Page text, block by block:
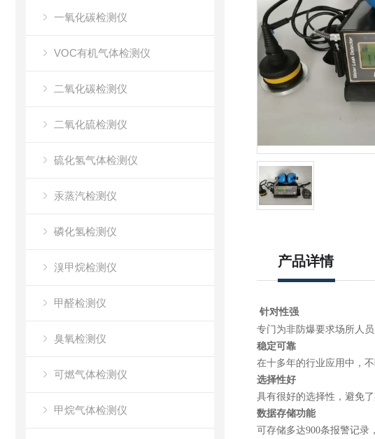
一氧化碳检测仪
VOC有机气体检测仪
二氧化碳检测仪
二氧化硫检测仪
硫化氢气体检测仪
汞蒸汽检测仪
磷化氢检测仪
溴甲烷检测仪
甲醛检测仪
臭氧检测仪
可燃气体检测仪
甲烷气体检测仪
产品详情
针对性强
专门为非防爆要求场所人
稳定可靠
在十多年的行业应用中，
选择性好
具有很好的选择性，避免
数据存储功能
可存储多达900条报警记录